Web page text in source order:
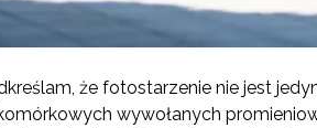
że fotostarzenie nie jest
wywołanych